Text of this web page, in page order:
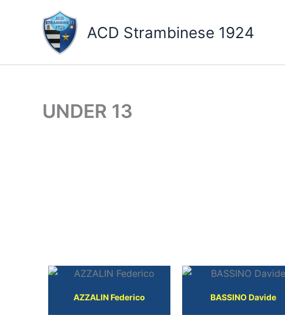
contenuto
ACD Strambinese 1924
UNDER 13
AZZALIN Federico BASSINO Davide